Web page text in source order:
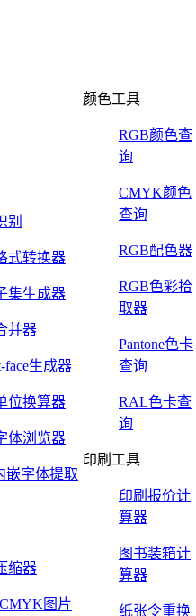
别
式转换器
集生成器
并器
face生成器
位换算器
体浏览器
嵌字体提取
缩器
图片
颜色工具
RGB颜色查
询
CMYK颜色
查询
RGB配色器
RGB色彩拾
取器
Pantone色卡
查询
RAL色卡查
询
印刷工具
印刷报价计
算器
图书装箱计
算器
纸张令重换